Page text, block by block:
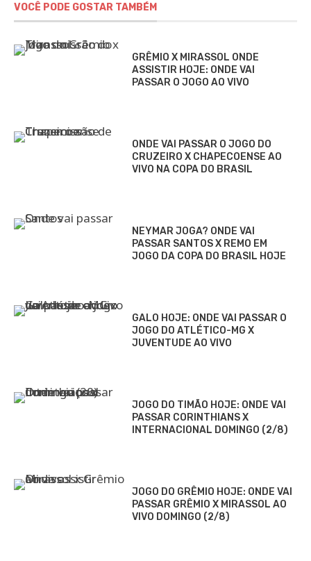
VOCÊ PODE GOSTAR TAMBÉM
GRÊMIO X MIRASSOL ONDE
ASSISTIR HOJE: ONDE VAI
PASSAR O JOGO AO VIVO
ONDE VAI PASSAR O JOGO DO
CRUZEIRO X CHAPECOENSE AO
VIVO NA COPA DO BRASIL
NEYMAR JOGA? ONDE VAI
PASSAR SANTOS X REMO EM
JOGO DA COPA DO BRASIL HOJE
GALO HOJE: ONDE VAI PASSAR O
JOGO DO ATLÉTICO-MG X
JUVENTUDE AO VIVO
JOGO DO TIMÃO HOJE: ONDE VAI
PASSAR CORINTHIANS X
INTERNACIONAL DOMINGO (2/8)
JOGO DO GRÊMIO HOJE: ONDE VAI
PASSAR GRÊMIO X MIRASSOL AO
VIVO DOMINGO (2/8)